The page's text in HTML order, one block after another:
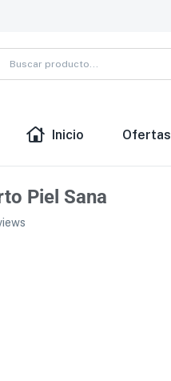
Inicio Ofertas
Piel Sana